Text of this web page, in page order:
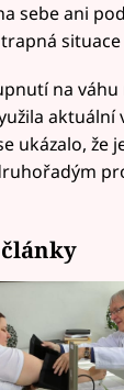
sebe ani
na
aktuální
ukázalo, že